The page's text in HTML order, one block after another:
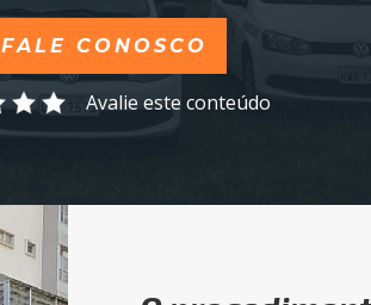
Avalie este conteúdo
FALE CONOSCO